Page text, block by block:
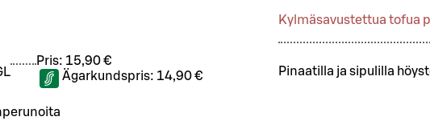
L
Pris: 15,90 €
Ägarkundspris: 14,90 €
Kylmäsavustettua tofua
Pinaatilla ja sipulilla